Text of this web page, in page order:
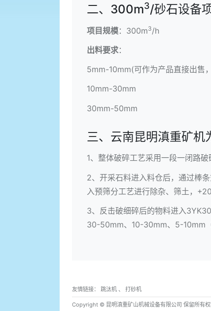
二、300m3/砂石设备
项目规模：300m3/h
出料要求：
5mm-10mm(可作为产品直接出售
10mm-30mm
30mm-50mm
三、云南昆明滇重矿机
1、整体破碎工艺采用一段一闭路
2、开采石料进入料仓后，通过棒
入预筛分工艺进行除杂、筛土，
3、反击破细碎后的物料进入
30-50mm、10-30mm、5-10mm
友情链接： 跳汰机、 打砂机
Copyright © 昆明滇重矿山机械设备有限公司 保留所有权